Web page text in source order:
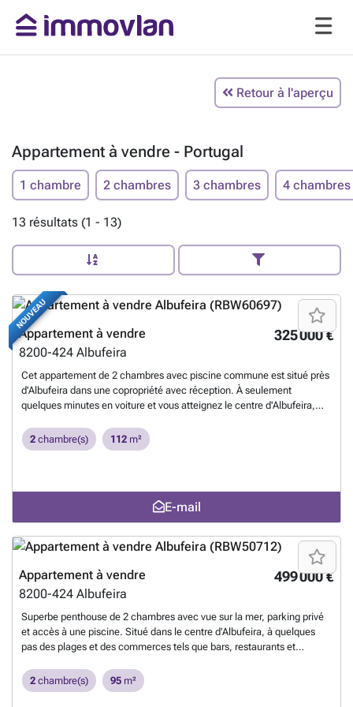
Retour à l'aperçu
Appartement à vendre - Portugal
1 chambre 2 chambres 3 chambres 4 chambres
13 résultats (1 - 13)
NOUVEAU
325 000 €
Appartement à vendre
8200-424 Albufeira
Cet appartement de 2 chambres avec piscine commune est situé près
d'Albufeira dans une copropriété avec réception. À seulement
quelques minutes en voiture et vous atteignez le centre d'Albufeira,
cette copropriété se trouve un grand complexe avec des courts de
tennis, des courts de squash, des espaces sportifs, un minigolf, 4
plus d'informations!En savoir plus ?
2 chambre(s) 112 m²
E-mail
499 000 €
Appartement à vendre
8200-424 Albufeira
Superbe penthouse de 2 chambres avec vue sur la mer, parking privé
et accès à une piscine. Situé dans le centre d'Albufeira, à quelques
pas des plages et des commerces tels que bars, restaurants et
ouvert avec une cuisine entièrement équipée, deux chambres
spacieuses, dont une en suite, une salle de bains et une spacieuse
2 chambre(s) 95 m²